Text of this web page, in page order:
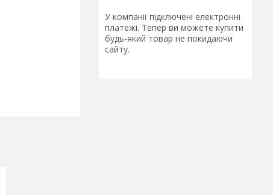
У компанії підключені електронні
платежі. Тепер ви можете купити
будь-який товар не покидаючи
сайту.